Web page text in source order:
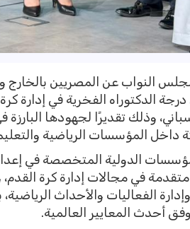
النواب عن المصريين بالخارج
درجة الدكتوراه الفخرية في إدارة
وذلك تقديرًا لجهودها البارزة
داخل المؤسسات الرياضية
الدولية المتخصصة في
في مجالات إدارة كرة
وإدارة الفعاليات والأحداث
أحدث المعايير العالمية.